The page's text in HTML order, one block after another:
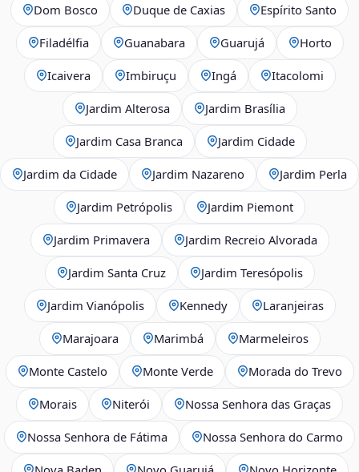
Dom Bosco Duque de Caxias Espírito Santo
Filadélfia Guanabara Guarujá Horto
Icaivera Imbiruçu Ingá Itacolomi
Jardim Alterosa Jardim Brasília
Jardim Casa Branca Jardim Cidade
Jardim da Cidade Jardim Nazareno Jardim Perla
Jardim Petrópolis Jardim Piemont
Jardim Primavera Jardim Recreio Alvorada
Jardim Santa Cruz Jardim Teresópolis
Jardim Vianópolis Kennedy Laranjeiras
Marajoara Marimbá Marmeleiros
Monte Castelo Monte Verde Morada do Trevo
Morais Niterói Nossa Senhora das Graças
Nossa Senhora de Fátima Nossa Senhora do Carmo